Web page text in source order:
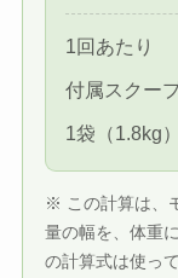
1回あたり
付属スクー
1袋（1.8kg
※ この計算は、
量の幅を、体重
の計算式は使っ